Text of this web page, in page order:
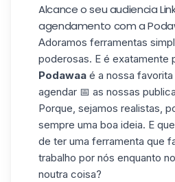
Alcance o seu audiencia
agendamento com a
Adoramos ferramentas
poderosas. E é exatamente
Podawaa é a nossa
agendar 📅 as nossas
Porque, sejamos realistas,
sempre uma boa ideia. E
de ter uma ferramenta que
trabalho por nós enquanto
noutra coisa?